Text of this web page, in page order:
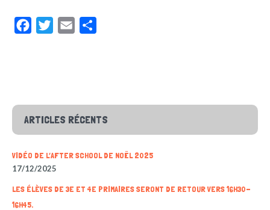
FacebookTwitterEmail
ARTICLES RÉCENTS
VIDÉO DE L’AFTER SCHOOL DE NOËL 2025
17/12/2025
LES ÉLÈVES DE 3E ET 4E PRIMAIRES SERONT DE RETOUR VERS 16H30-
16H45.